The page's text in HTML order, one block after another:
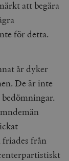
att begära
för detta.
år dyker
De är inte
från